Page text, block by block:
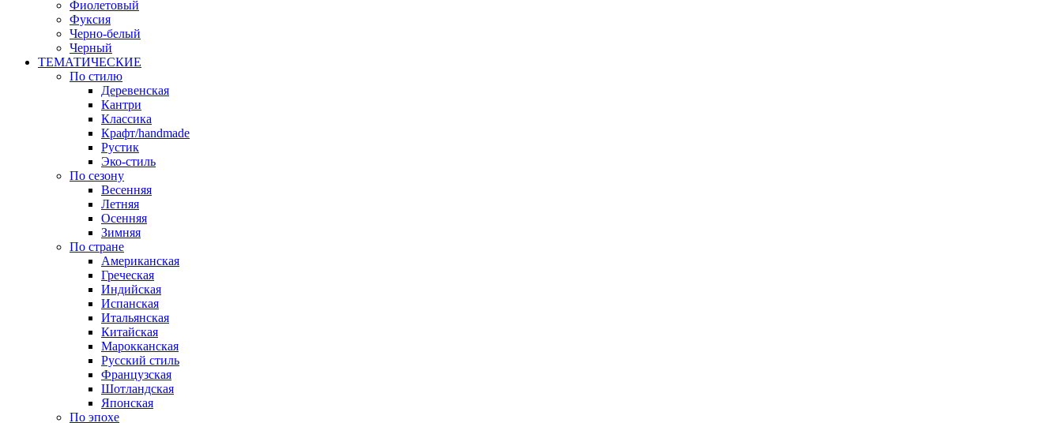
Фиолетовый
Фуксия
Черно-белый
Черный
ТЕМАТИЧЕСКИЕ
По стилю
Деревенская
Кантри
Классика
Крафт/handmade
Рустик
Эко-стиль
По сезону
Весенняя
Летняя
Осенняя
Зимняя
По стране
Американская
Греческая
Индийская
Испанская
Итальянская
Китайская
Марокканская
Русский стиль
Французская
Шотландская
Японская
По эпохе